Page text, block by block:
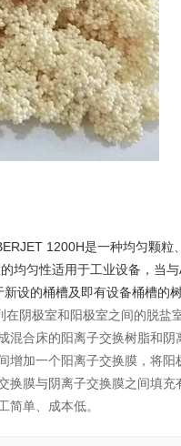
1200H是一种均匀颗粒
均匀性适用于工业设备，当
设的桶槽及即有设备桶槽的树
阴极室和阳极室之间的脱盐
合床的阳离子交换树脂和
加一个阳离子交换膜，将
膜与阴离子交换膜之间填
简单、成本低。